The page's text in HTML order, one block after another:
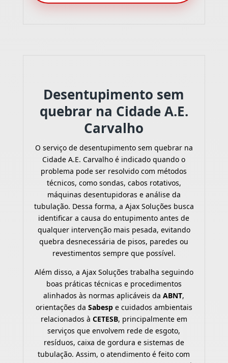
Desentupimento sem
quebrar na Cidade A.E.
Carvalho
O serviço de desentupimento sem quebrar na
Cidade A.E. Carvalho é indicado quando o
problema pode ser resolvido com métodos
técnicos, como sondas, cabos rotativos,
máquinas desentupidoras e análise da
tubulação. Dessa forma, a Ajax Soluções busca
identificar a causa do entupimento antes de
qualquer intervenção mais pesada, evitando
quebra desnecessária de pisos, paredes ou
revestimentos sempre que possível.
Além disso, a Ajax Soluções trabalha seguindo
boas práticas técnicas e procedimentos
alinhados às normas aplicáveis daABNT,
orientações da Sabespe cuidados ambientais
relacionados à CETESB, principalmente em
serviços que envolvem rede de esgoto,
resíduos, caixa de gordura e sistemas de
tubulação. Assim, o atendimento é feito com